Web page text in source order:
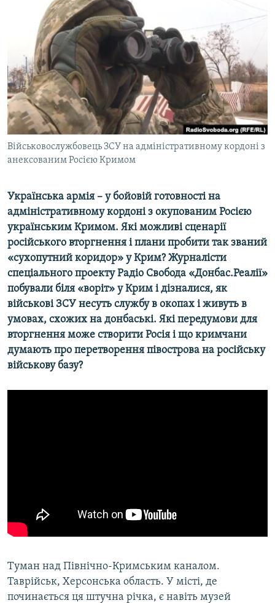
КИТАЙ.ВИКЛИКИ
МУЛЬТИМЕДІА
ФОТО
СПЕЦПРОЄКТИ
ПОДКАСТИ
РУС
КТАТ
ДОЛУЧАЙСЯ!
Усі сайти RFE/RL
Військовослужбовець ЗСУ на адміністративному кордоні з
анексованим Росією Кримом
Українська армія – у бойовій готовності на
адміністративному кордоні з окупованим Росією
українським Кримом. Які можливі сценарії
російського вторгнення і плани пробити так званий
«сухопутний коридор» у Крим? Журналісти
спеціального проекту Радіо Свобода «Донбас.Реалії»
побували біля «воріт» у Крим і дізналися, як
військові ЗСУ несуть службу в окопах і живуть в
умовах, схожих на донбаські. Які передумови для
вторгнення може створити Росія і що кримчани
думають про перетворення півострова на російську
військову базу?
Туман над Північно-Кримським каналом.
Таврійськ, Херсонська область. У місті, де
починається ця штучна річка, є навіть музей